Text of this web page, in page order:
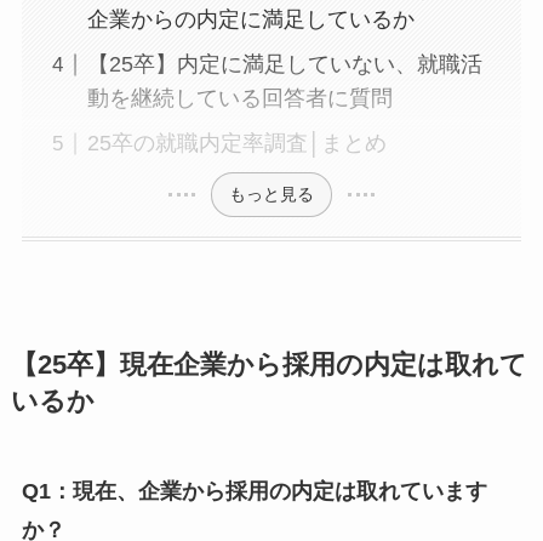
企業からの内定に満足しているか
【25卒】内定に満足していない、就職活
動を継続している回答者に質問
25卒の就職内定率調査│まとめ
もっと見る
【25卒】現在企業から採用の内定は取れて
いるか
Q1：現在、企業から採用の内定は取れています
か？